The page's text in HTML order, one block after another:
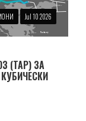
Jul 10 2026
(TAP) ЗА